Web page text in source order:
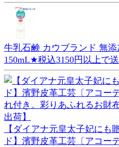
牛乳石鹸 カウブランド 無
150mL★税込3150円以上で
【ダイアナ元皇太子妃にも
ド】濱野皮革工芸〔アコー